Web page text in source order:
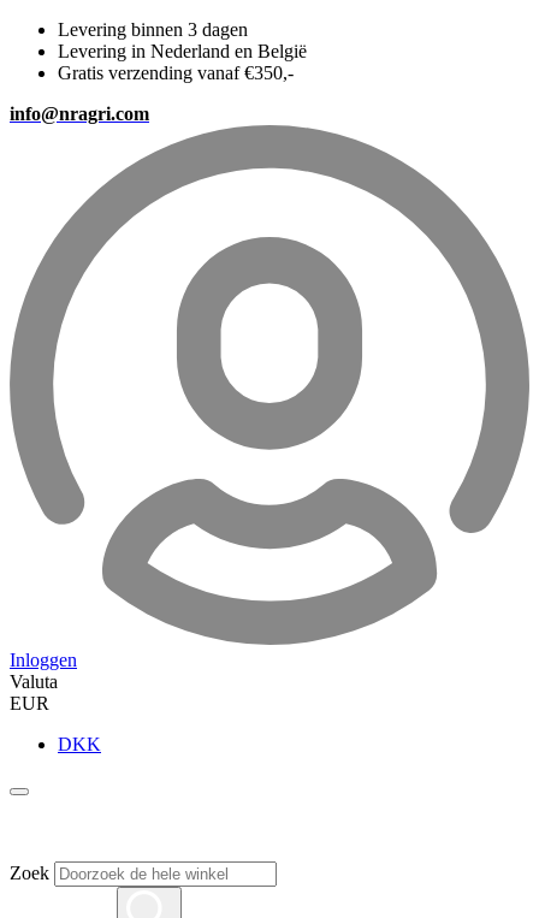
Levering binnen 3 dagen
Levering in Nederland en België
Gratis verzending vanaf €350,-
info@nragri.com
Inloggen
Valuta
EUR
DKK
Zoek